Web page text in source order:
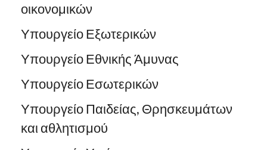
οικονομικών
Υπουργείο Εξωτερικών
Υπουργείο Εθνικής Άμυνας
Υπουργείο Εσωτερικών
Υπουργείο Παιδείας, Θρησκευμάτων
και αθλητισμού